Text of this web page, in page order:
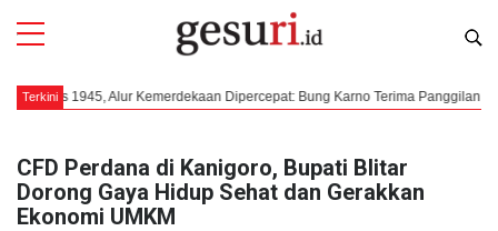
Terkini
1945, Alur Kemerdekaan Dipercepat: Bung Karno Terima Panggilan Mendadak
CFD Perdana di Kanigoro, Bupati Blitar
Dorong Gaya Hidup Sehat dan Gerakkan
Ekonomi UMKM